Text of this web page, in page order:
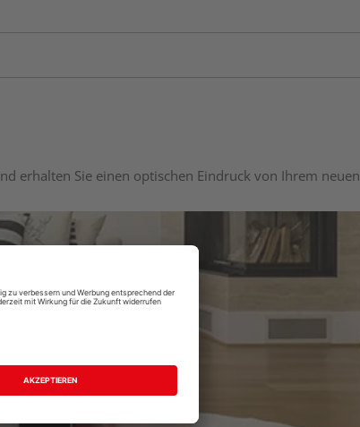
erhalten Sie einen optischen Eindruck von Ihrem neuen